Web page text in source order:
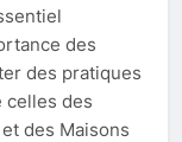
des
des pratiques
celles des
des Maisons